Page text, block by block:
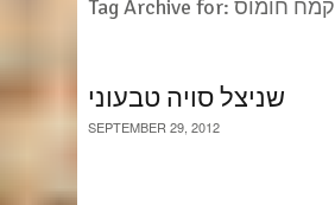
Tag Archive for: קמח חומוס
שניצל סויה טבעוני
SEPTEMBER 29, 2012